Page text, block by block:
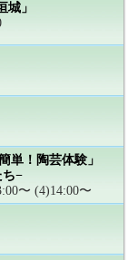
」
単！陶芸体験」
ち−
〜 (4)14:00〜